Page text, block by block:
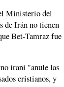
Ministerio del
de Irán no tienen
Bet-Tamraz fue
iraní "anule las
cristianos, y